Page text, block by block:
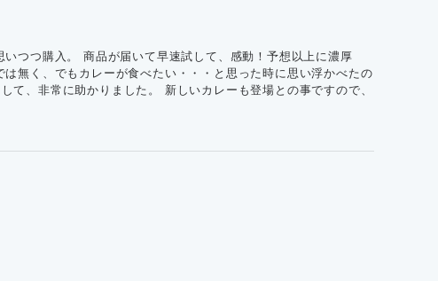
つつ購入。 商品が届いて早速試して、感動！予想以上に濃厚
無く、でもカレーが食べたい・・・と思った時に思い浮かべたの
、非常に助かりました。 新しいカレーも登場との事ですので、